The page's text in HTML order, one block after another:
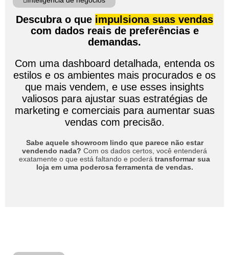
Descubra o que impulsiona suas vendas
com dados reais de preferências e
demandas.
Com uma dashboard detalhada, entenda os
estilos e os ambientes mais procurados e os
que mais vendem, e use esses insights
valiosos para ajustar suas estratégias de
marketing e comerciais para aumentar suas
vendas com precisão.
Sabe aquele showroom lindo que parece não estar
vendendo nada? Com os dados certos, você entenderá
exatamente o que está faltando e poderá transformar sua
loja em uma poderosa ferramenta de vendas.